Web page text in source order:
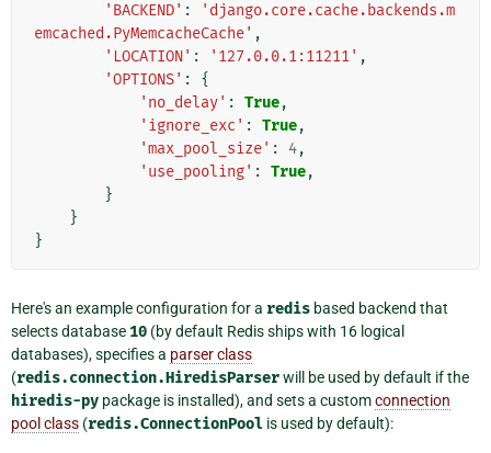
'BACKEND' :
'django.core.cache.backends.m
emcached.PyMemcacheCache' ,
'LOCATION' : '127.0.0.1:11211' ,
'OPTIONS' :
{
'no_delay' : True,
'ignore_exc' : True,
'max_pool_size' : 4,
'use_pooling' : True,
}
}
}
Here's an example configuration for a redis based backend that
selects database 10 (by default Redis ships with 16 logical
databases), specifies a parser class
(redis.connection.HiredisParserwill be used by default if the
hiredis-py package is installed), and sets a customconnection
pool class (redis.ConnectionPool is used by default):